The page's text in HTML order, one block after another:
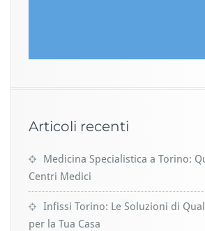
Articoli recenti
Medicina Specialistica a Torino:
Centri Medici
Infissi Torino: Le Soluzioni di
per la Tua Casa